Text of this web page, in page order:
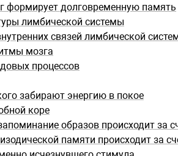
формирует долговременную память
лимбической системы
связей лимбической
мозга
процессов
забирают энергию в покое
коре
образов происходит за
памяти происходит за